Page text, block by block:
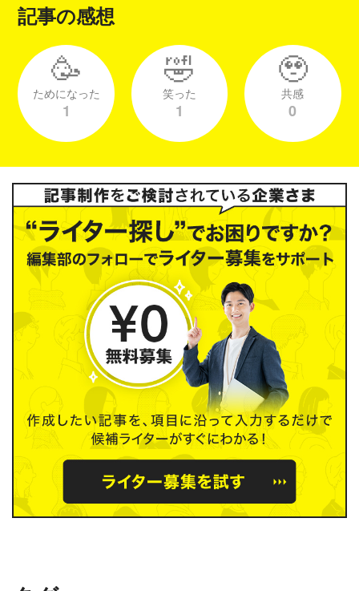
記事の感想
🥳
ためになった
1
🤣
笑った
1
🥹
共感
0